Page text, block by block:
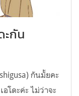
ะกัน
กันมั้ยคะ
โดะค่ะ ไม่ว่าจะ